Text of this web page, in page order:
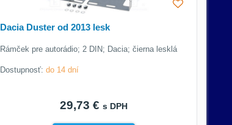
Dacia Duster od 2013 lesk
Rámček pre autorádio; 2 DIN; Dacia; čierna lesklá
Dostupnosť:do 14 dní
29,73 €s DPH